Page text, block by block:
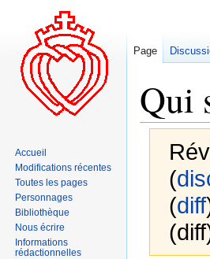
Qui
(
(diff
Page
Accueil
Modifications récentes
Toutes les pages
Personnages
Bibliothèque
Nous écrire
Informations
rédactionnelles